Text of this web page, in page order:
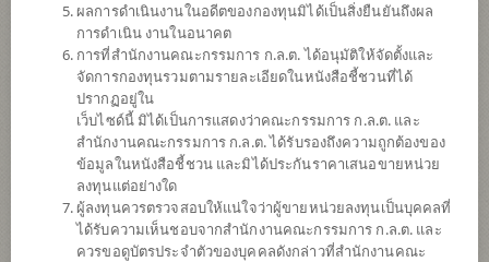
กองทุนเปิดไทยพาณิชย์ Travel and Leisure
(ชนิดช่องทางอิเล็กทรอนิกส์)
SCBTRAVEL(E)
ผลการดำเนินงานในอดีตของกองทุนมิได้เป็นสิ่งยืนยันถึงผล
การดำเนิน งานในอนาคต
การที่สำนักงานคณะกรรมการ ก.ล.ต. ได้อนุมัติให้จัดตั้งและ
จัดการกองทุนรวมตามรายละเอียดในหนังสือชี้ชวนที่ได้
ปรากฏอยู่ใน
เว็บไซด์นี้ มิได้เป็นการแสดงว่าคณะกรรมการ ก.ล.ต. และ
สำนักงานคณะกรรมการ ก.ล.ต. ได้รับรองถึงความถูกต้องของ
ข้อมูลในหนังสือชี้ชวน และมิได้ประกันราคาเสนอขายหน่วย
ลงทุนแต่อย่างใด
ผู้ลงทุนควรตรวจสอบให้แน่ใจว่าผู้ขายหน่วยลงทุนเป็นบุคคลที่
ได้รับความเห็นชอบจากสำนักงานคณะกรรมการ ก.ล.ต. และ
ควรขอดูบัตรประจำตัวของบุคคลดังกล่าวที่สำนักงานคณะ